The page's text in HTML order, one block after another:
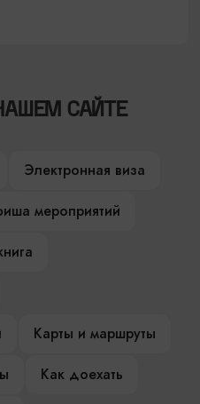
САЙТЕ
Электронная виза
мероприятий
Карты и маршруты
Как доехать